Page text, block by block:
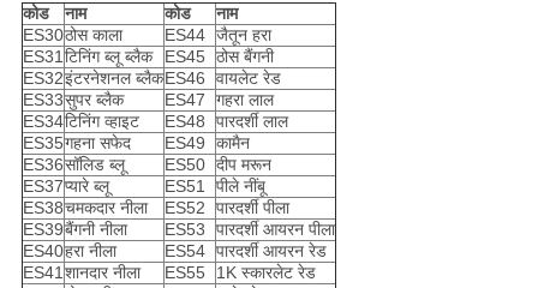
कोड
नाम कोड
नाम
ES30ठोस काला ES44 जैतून हरा
ES31टिनिंग ब्लू ब्लैक ES45
ठोस बैंगनी
ES32इंटरनेशनल ब्लैकES46
वायलेट रेड
ES33सुपर ब्लैक ES47
गहरा लाल
ES34टिनिंग व्हाइट ES48
पारदर्शी लाल
ES35गहना सफेद ES49
कामैन
ES36सॉलिड ब्लू ES50 दीप मरून
ES37प्यारे ब्लू ES51
पीले नींबू
ES38चमकदार नीला ES52
पारदर्शी पीला
ES39बैंगनी नीला ES53
पारदर्शी आयरन पीला
ES40हरा नीला ES54 पारदर्शी आयरन रेड
ES41शानदार नीला ES55
1K स्कारलेट रेड